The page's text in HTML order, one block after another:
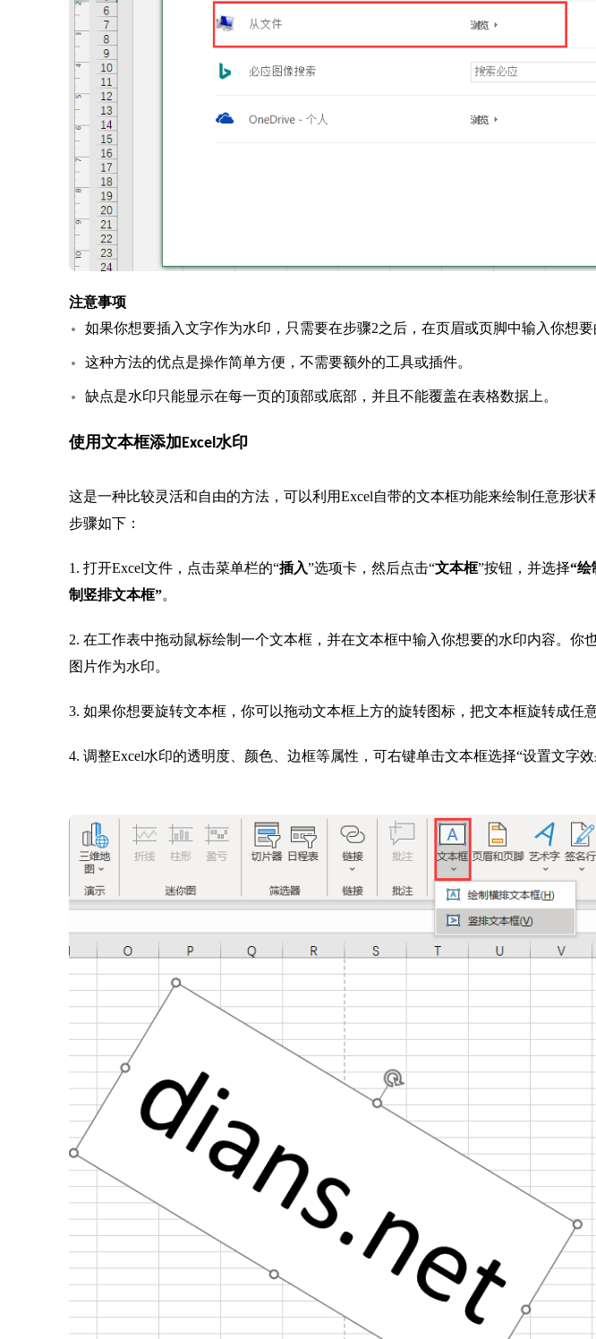
注意事项
如果你想要插入文字作为水印，只需要在步骤2之后，在页眉或页脚中输入你想要
这种方法的优点是操作简单方便，不需要额外的工具或插件。
缺点是水印只能显示在每一页的顶部或底部，并且不能覆盖在表格数据上。
使用文本框添加Excel水印
这是一种比较灵活和自由的方法，可以利用Excel自带的文本框功能来绘制任意形状
步骤如下：
1. 打开Excel文件，点击菜单栏的“插入”选项卡，然后点击“文本框”按钮，并选择“绘
制竖排文本框”。
2. 在工作表中拖动鼠标绘制一个文本框，并在文本框中输入你想要的水印内容。你
图片作为水印。
3. 如果你想要旋转文本框，你可以拖动文本框上方的旋转图标，把文本框旋转成任意
4. 调整Excel水印的透明度、颜色、边框等属性，可右键单击文本框选择“设置文字效